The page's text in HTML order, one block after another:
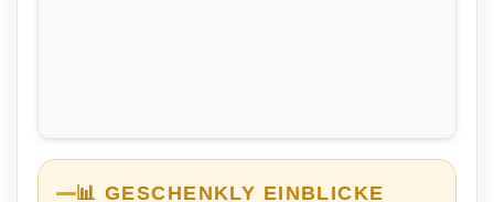
📊 GESCHENKLY EINBLICKE